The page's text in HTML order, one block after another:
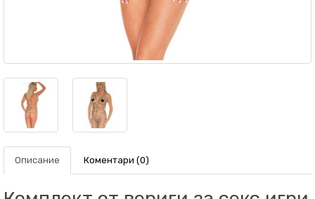
Описание Коментари (0)